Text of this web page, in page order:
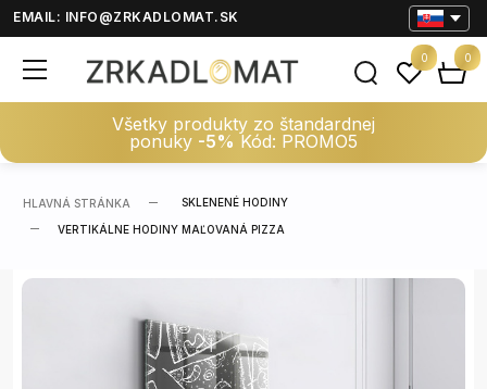
EMAIL: INFO@ZRKADLOMAT.SK
Všetky produkty zo štandardnej
ponuky -5% Kód: PROMO5
0 0
HLAVNÁ STRÁNKA SKLENENÉ HODINY
VERTIKÁLNE HODINY MAĽOVANÁ PIZZA